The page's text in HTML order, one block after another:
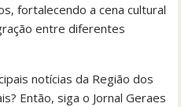
fortalecendo a cena cultural
entre diferentes
notícias da Região dos
Então, siga o Jornal Geraes